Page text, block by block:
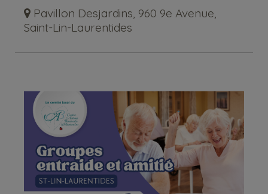
Pavillon Desjardins, 960 9e Avenue,
Saint-Lin-Laurentides